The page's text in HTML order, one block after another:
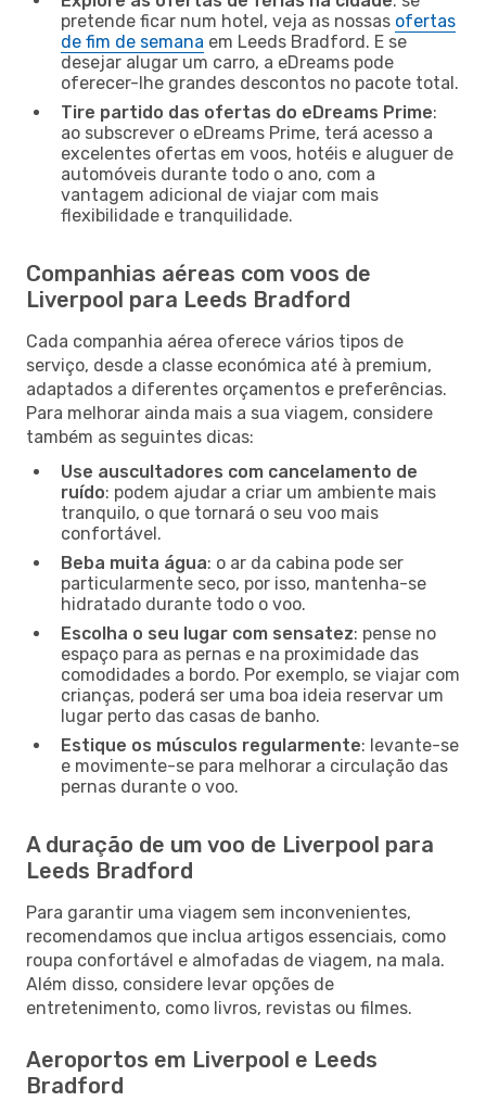
pretende ficar num hotel, veja as nossas ofertas
de fim de semana em Leeds Bradford. E se
desejar alugar um carro, a eDreams pode
oferecer-lhe grandes descontos no pacote total.
Tire partido das ofertas do eDreams Prime:
ao subscrever o eDreams Prime, terá acesso a
excelentes ofertas em voos, hotéis e aluguer de
automóveis durante todo o ano, com a
vantagem adicional de viajar com mais
flexibilidade e tranquilidade.
Companhias aéreas com voos de
Liverpool para Leeds Bradford
Cada companhia aérea oferece vários tipos de
serviço, desde a classe económica até à premium,
adaptados a diferentes orçamentos e preferências.
Para melhorar ainda mais a sua viagem, considere
também as seguintes dicas:
Use auscultadores com cancelamento de
ruído: podem ajudar a criar um ambiente mais
tranquilo, o que tornará o seu voo mais
confortável.
Beba muita água: o ar da cabina pode ser
particularmente seco, por isso, mantenha-se
hidratado durante todo o voo.
Escolha o seu lugar com sensatez: pense no
espaço para as pernas e na proximidade das
comodidades a bordo. Por exemplo, se viajar com
crianças, poderá ser uma boa ideia reservar um
lugar perto das casas de banho.
Estique os músculos regularmente: levante-se
e movimente-se para melhorar a circulação das
pernas durante o voo.
A duração de um voo de Liverpool para
Leeds Bradford
Para garantir uma viagem sem inconvenientes,
recomendamos que inclua artigos essenciais, como
roupa confortável e almofadas de viagem, na mala.
Além disso, considere levar opções de
entretenimento, como livros, revistas ou filmes.
Aeroportos em Liverpool e Leeds
Bradford